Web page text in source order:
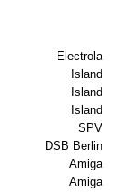
Electrola
Island
Island
Island
SPV
DSB Berlin
Amiga
Amiga